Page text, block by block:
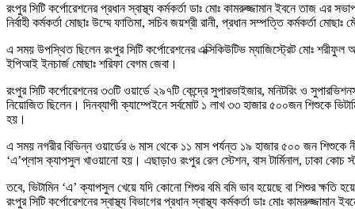
রংপুর সিটি কর্পোরেশনের প্রধান স্বাস্থ্য কর্মকর্তা ডাঃ মোঃ কামরুজ্জামান ইবনে তাজ এর
নির্বাহী কর্মকর্তা মোছাঃ উম্মে ফাতিমা, সচিব জয়শ্রী রানী, প্রধান সম্পত্তি কর্মকর্তা
এ সময় উপস্থিত ছিলেন রংপুর সিটি কর্পোরেশনের এক্সিকিউটিভ ম্যাজিস্ট্রেট মোঃ শরীফুল
ইপিআই ইনচার্জ মোছাঃ শরিফা বেগম জেবা।
রংপুর সিটি কর্পোরেশনের ৩৩টি ওয়ার্ডে ২৯৭টি কেন্দ্রে সুপারভাইজার, মনিটরিং ও
নিয়োজিত ছিলেন। দিনব্যাপী ক্যাম্পেইনে সর্বমোট ১ লাখ ৩৩ হাজার ৫০০জন শিশুকে
হয়।
এ সময় নগরীর বিভিন্ন ওয়ার্ডের ৬ মাস থেকে ১১ মাস পর্যন্ত ১৯ হাজার ৫০০ জন শিশুকে
‘এ’প্লাস ক্যাপসুল খাওয়ানো হয়। এছাড়াও রংপুর রেল স্টেশন, বাস টার্মিনাল, ঢাকা কোচ
তবে, ভিটামিন ‘এ’ ক্যাপসুল খেয়ে যদি কোনো শিশুর বমি বমি ভাব হয়েছে বা শিশুর ক্ষতি
রংপুর সিটি কর্পোরেশনের স্বাস্থ্য বিভাগের প্রধান স্বাস্থ্য কর্মকর্তা ডাঃ মোঃ কামরুজ্জামান